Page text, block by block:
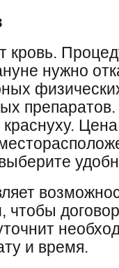
кровь.
нужно
чтобы
и время.